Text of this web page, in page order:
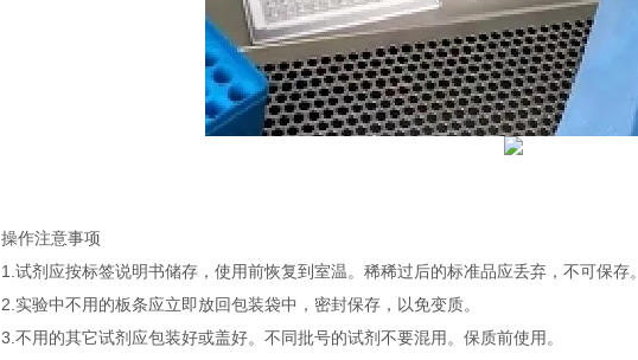
操作注意事项
1.试剂应按标签说明书储存，使用前恢复到室温。稀稀过后的标准品应丢弃，不可保存。
2.实验中不用的板条应立即放回包装袋中，密封保存，以免变质。
3.不用的其它试剂应包装好或盖好。不同批号的试剂不要混用。保质前使用。